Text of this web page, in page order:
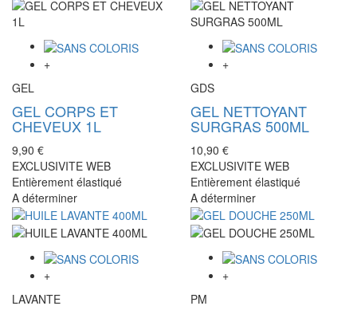
+
GEL
GEL CORPS ET
CHEVEUX 1L
9,90 €
+
GDS
GEL NETTOYANT
SURGRAS 500ML
10,90 €
EXCLUSIVITE WEB
Entièrement élastiqué
A déterminer
+
LAVANTE
EXCLUSIVITE WEB
Entièrement élastiqué
A déterminer
+
PM